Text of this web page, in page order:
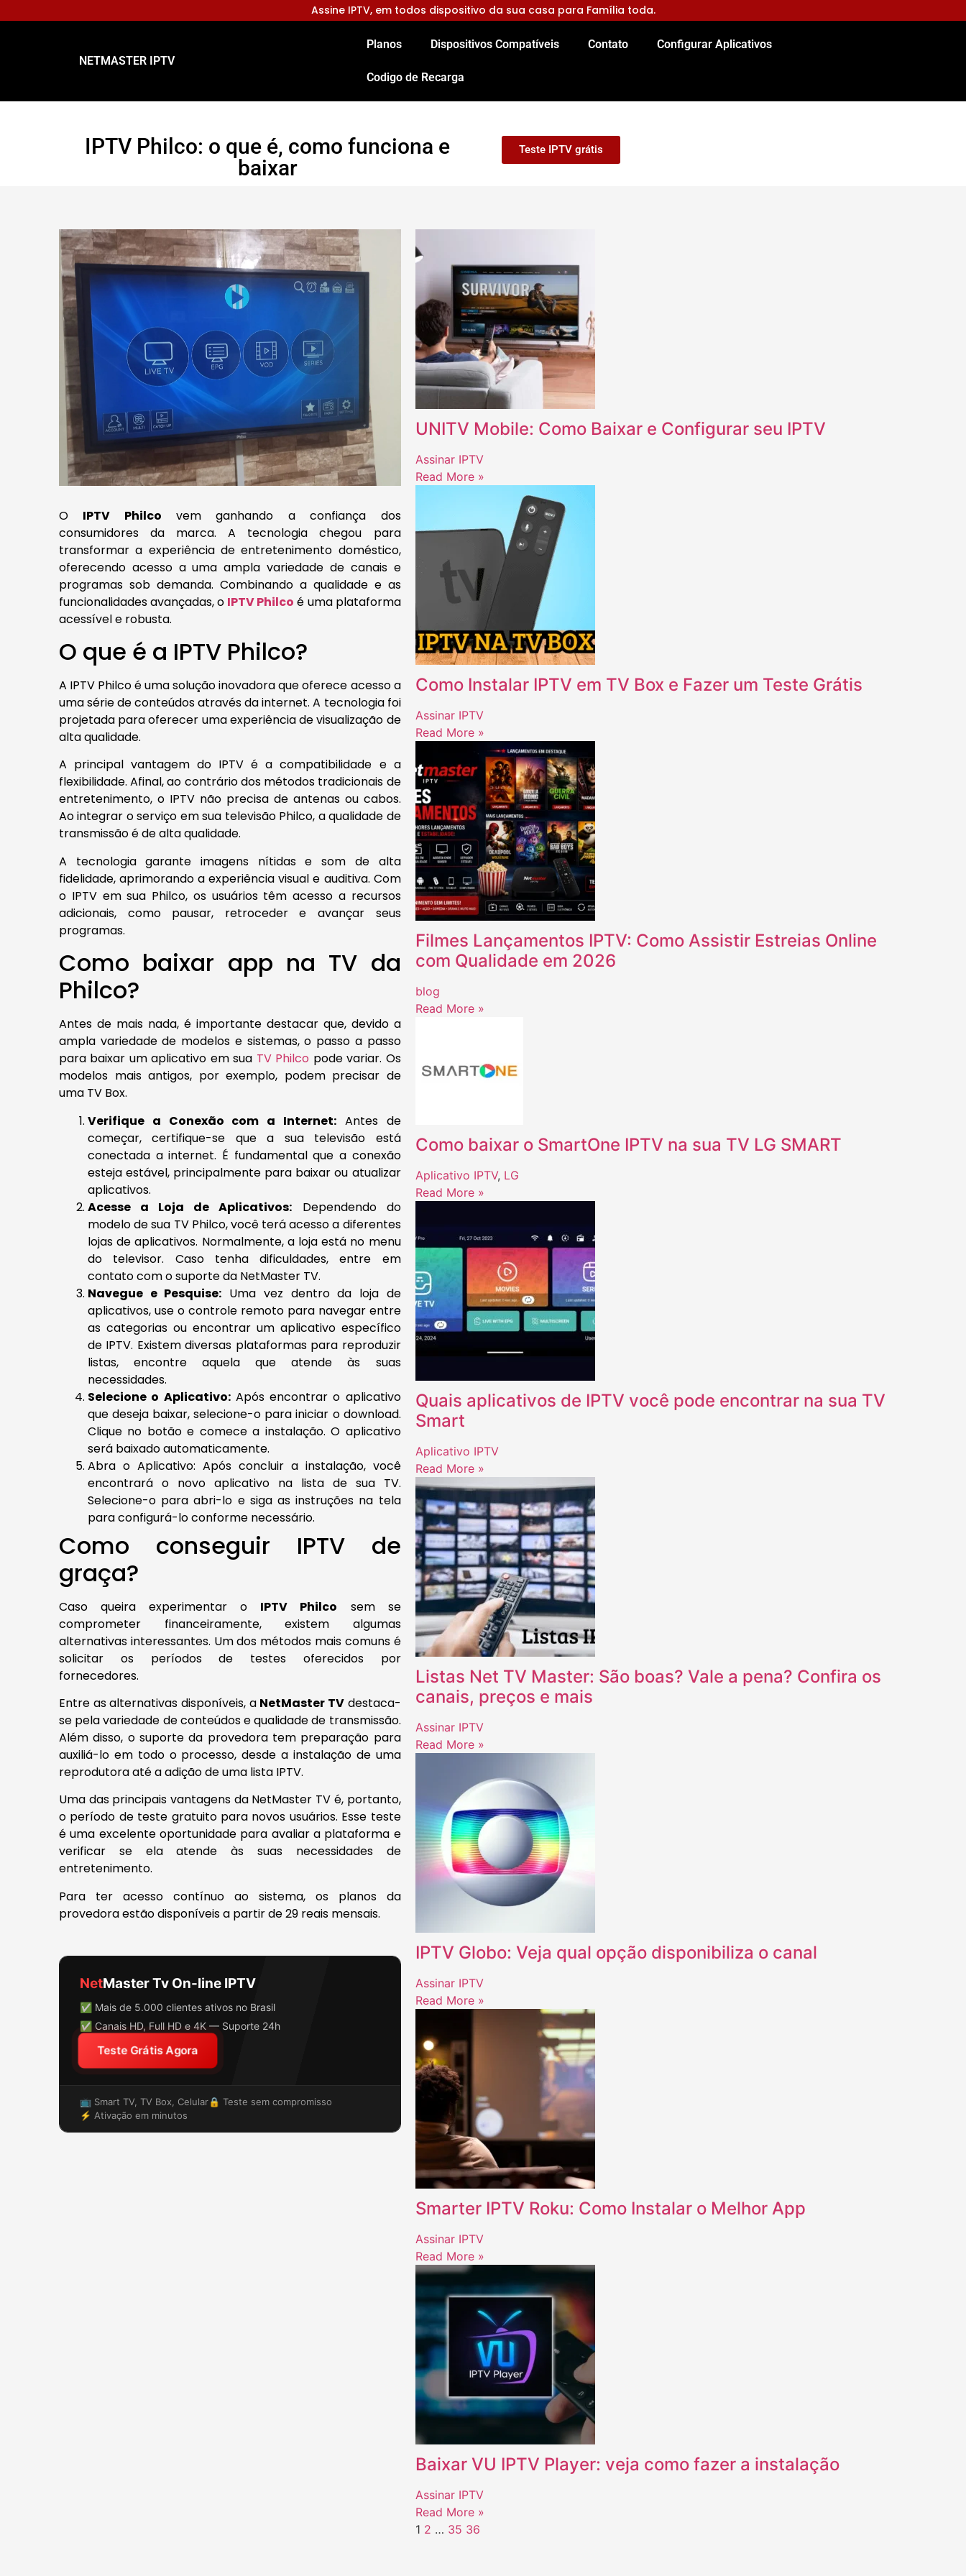
Assine IPTV, em todos dispositivo da sua casa para Família toda.
NETMASTER IPTV
Planos Dispositivos Compatíveis Contato Configurar Aplicativos
Codigo de Recarga
IPTV Philco: o que é, como funciona e
baixar
Teste IPTV grátis
O IPTV Philco vem ganhando a confiança dos
consumidores da marca. A tecnologia chegou para
transformar a experiência de entretenimento doméstico,
oferecendo acesso a uma ampla variedade de canais e
programas sob demanda. Combinando a qualidade e as
funcionalidades avançadas, o IPTV Philco é uma plataforma
acessível e robusta.
O que é a IPTV Philco?
A IPTV Philco é uma solução inovadora que oferece acesso a
uma série de conteúdos através da internet. A tecnologia foi
projetada para oferecer uma experiência de visualização de
alta qualidade.
A principal vantagem do IPTV é a compatibilidade e a
flexibilidade. Afinal, ao contrário dos métodos tradicionais de
entretenimento, o IPTV não precisa de antenas ou cabos.
Ao integrar o serviço em sua televisão Philco, a qualidade de
transmissão é de alta qualidade.
A tecnologia garante imagens nítidas e som de alta
fidelidade, aprimorando a experiência visual e auditiva. Com
o IPTV em sua Philco, os usuários têm acesso a recursos
adicionais, como pausar, retroceder e avançar seus
programas.
Como baixar app na TV da
Philco?
Antes de mais nada, é importante destacar que, devido a
ampla variedade de modelos e sistemas, o passo a passo
para baixar um aplicativo em sua TV Philco pode variar. Os
modelos mais antigos, por exemplo, podem precisar de
uma TV Box.
Verifique a Conexão com a Internet: Antes de
começar, certifique-se que a sua televisão está
conectada a internet. É fundamental que a conexão
esteja estável, principalmente para baixar ou atualizar
aplicativos.
Acesse a Loja de Aplicativos: Dependendo do
modelo de sua TV Philco, você terá acesso a diferentes
lojas de aplicativos. Normalmente, a loja está no menu
do televisor. Caso tenha dificuldades, entre em
contato com o suporte da NetMaster TV.
Navegue e Pesquise: Uma vez dentro da loja de
aplicativos, use o controle remoto para navegar entre
as categorias ou encontrar um aplicativo específico
de IPTV. Existem diversas plataformas para reproduzir
listas, encontre aquela que atende às suas
necessidades.
Selecione o Aplicativo:Após encontrar o aplicativo
que deseja baixar, selecione-o para iniciar o download.
Clique no botão e comece a instalação. O aplicativo
será baixado automaticamente.
Abra o Aplicativo: Após concluir a instalação, você
encontrará o novo aplicativo na lista de sua TV.
Selecione-o para abri-lo e siga as instruções na tela
para configurá-lo conforme necessário.
Como conseguir IPTV de
graça?
Caso queira experimentar o IPTV Philco sem se
comprometer financeiramente, existem algumas
alternativas interessantes. Um dos métodos mais comuns é
solicitar os períodos de testes oferecidos por
fornecedores.
Entre as alternativas disponíveis, a NetMaster TVdestaca-
se pela variedade de conteúdos e qualidade de transmissão.
Além disso, o suporte da provedora tem preparação para
auxiliá-lo em todo o processo, desde a instalação de uma
reprodutora até a adição de uma lista IPTV.
Uma das principais vantagens da NetMaster TV é, portanto,
o período de teste gratuito para novos usuários. Esse teste
é uma excelente oportunidade para avaliar a plataforma e
verificar se ela atende às suas necessidades de
entretenimento.
Para ter acesso contínuo ao sistema, os planos da
provedora estão disponíveis a partir de 29 reais mensais.
NetMaster Tv On-line IPTV
✅ Mais de 5.000 clientes ativos no Brasil
✅ Canais HD, Full HD e 4K — Suporte 24h
Teste Grátis Agora
📺 Smart TV, TV Box, Celular🔒 Teste sem compromisso
⚡ Ativação em minutos
UNITV Mobile: Como Baixar e Configurar seu IPTV
Assinar IPTV
Read More »
Como Instalar IPTV em TV Box e Fazer um Teste Grátis
Assinar IPTV
Read More »
Filmes Lançamentos IPTV: Como Assistir Estreias Online
com Qualidade em 2026
blog
Read More »
Como baixar o SmartOne IPTV na sua TV LG SMART
Aplicativo IPTV, LG
Read More »
Quais aplicativos de IPTV você pode encontrar na sua TV
Smart
Aplicativo IPTV
Read More »
Listas Net TV Master: São boas? Vale a pena? Confira os
canais, preços e mais
Assinar IPTV
Read More »
IPTV Globo: Veja qual opção disponibiliza o canal
Assinar IPTV
Read More »
Smarter IPTV Roku: Como Instalar o Melhor App
Assinar IPTV
Read More »
Baixar VU IPTV Player: veja como fazer a instalação
Assinar IPTV
Read More »
1 2 … 35 36